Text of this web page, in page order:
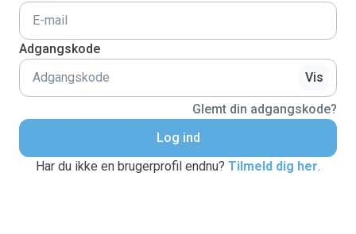
Adgangskode
Vis
Glemt din adgangskode?
Log ind
Har du ikke en brugerprofil endnu? Tilmeld dig her.